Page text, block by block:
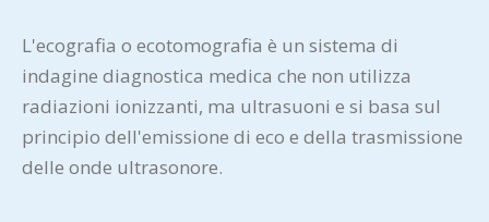
L'ecografia o ecotomografia è un sistema di
indagine diagnostica medica che non utilizza
radiazioni ionizzanti, ma ultrasuoni e si basa sul
principio dell'emissione di eco e della trasmissione
delle onde ultrasonore.